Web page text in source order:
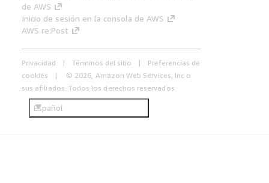
de AWS
Inicio de sesión en la consola de AWS
AWS re:Post
Privacidad Términos del sitio
Preferencias de
cookies
© 2026, Amazon Web Services, Inc o
sus afiliados. Todos los derechos reservados.
Español